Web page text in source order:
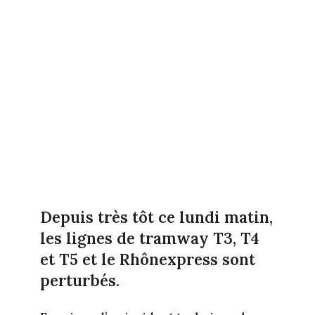
Depuis très tôt ce lundi matin,
les lignes de tramway T3, T4
et T5 et le Rhônexpress sont
perturbés.